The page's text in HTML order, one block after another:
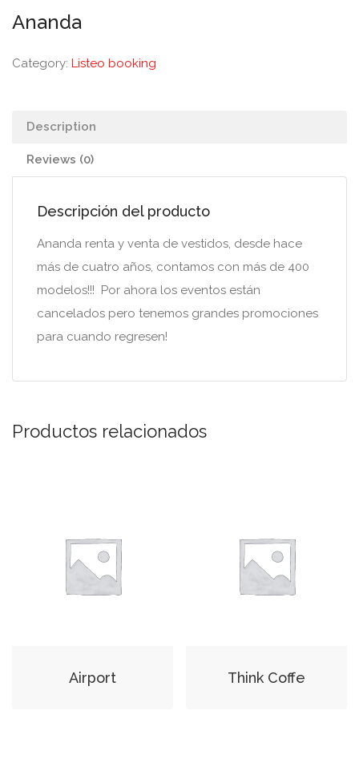
Ananda
Category: Listeo booking
Description
Reviews (0)
Descripción del producto
Ananda renta y venta de vestidos, desde hace
más de cuatro años, contamos con más de 400
modelos!!! Por ahora los eventos están
cancelados pero tenemos grandes promociones
para cuando regresen!
Productos relacionados
Airport Think Coffe